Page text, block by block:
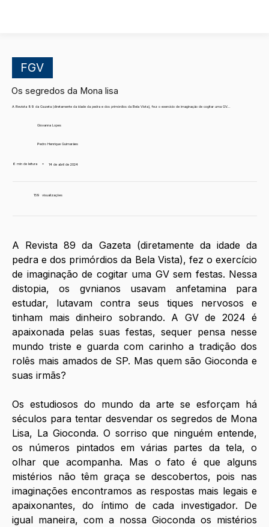
FGV
Os segredos da Mona lisa
A Revista 89 da Gazeta (diretamente da idade da pedra e dos primórdios da Bela Vista), fez o exercício de imaginação de cogitar uma GV...
Giovanna Lopes
Pedro Henrique Guimarães
6 min de leitura • 14 de abril de 2024
159 visualizações
A Revista 89 da Gazeta (diretamente da idade da
pedra e dos primórdios da Bela Vista), fez o exercício
de imaginação de cogitar uma GV sem festas. Nessa
distopia, os gvnianos usavam anfetamina para
estudar, lutavam contra seus tiques nervosos e
tinham mais dinheiro sobrando. A GV de 2024 é
apaixonada pelas suas festas, sequer pensa nesse
mundo triste e guarda com carinho a tradição dos
rolês mais amados de SP. Mas quem são Gioconda e
suas irmãs?
Os estudiosos do mundo da arte se esforçam há
séculos para tentar desvendar os segredos de Mona
Lisa, La Gioconda. O sorriso que ninguém entende,
os números pintados em várias partes da tela, o
olhar que acompanha. Mas o fato é que alguns
mistérios não têm graça se descobertos, pois nas
imaginações encontramos as respostas mais legais e
apaixonantes, do íntimo de cada investigador. De
igual maneira, com a nossa Gioconda os mistérios